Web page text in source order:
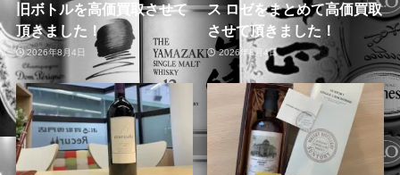
旧ボトルを高価買取させて
頂きました！
2026年8月4日
ス ロゼをまとめて高価買取
させて頂きました！
2026年8月4日